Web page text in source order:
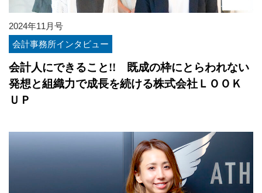
2024年11月号
会計事務所インタビュー
会計人にできること!! 既成の枠にとらわれない
発想と組織力で成長を続ける株式会社ＬＯＯＫ
ＵＰ